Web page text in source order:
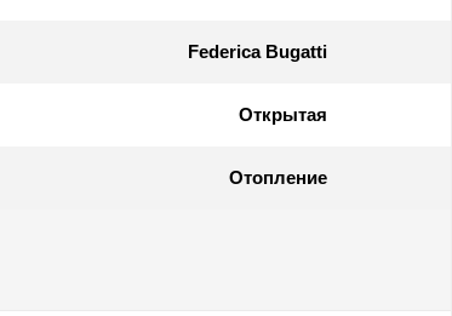
Federica Bugatti
Открытая
Отопление